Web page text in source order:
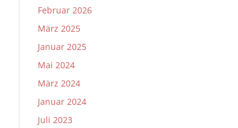
Februar 2026
März 2025
Januar 2025
Mai 2024
März 2024
Januar 2024
Juli 2023